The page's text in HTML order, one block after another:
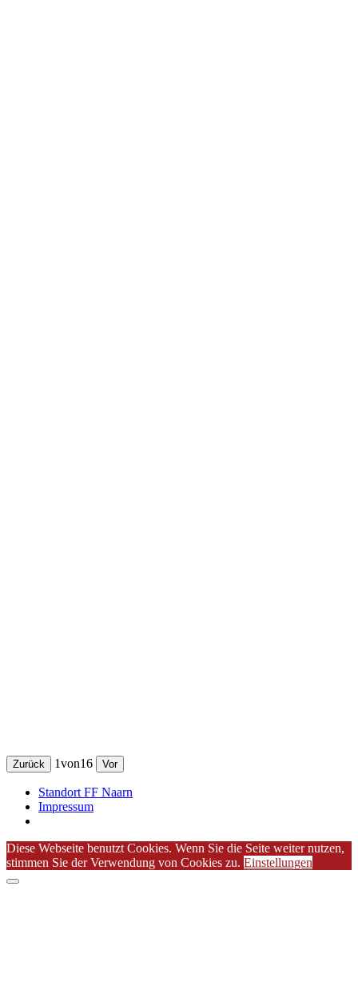
Zurück 1von16 Vor
Standort FF Naarn
Impressum
Diese Webseite benutzt Cookies. Wenn Sie die Seite weiter nutzen,
stimmen Sie der Verwendung von Cookies zu. Einstellungen